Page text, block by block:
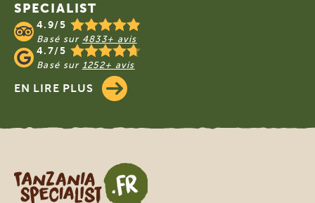
SPECIALIST
4.9/5
Basé sur 4833+ avis
4.7/5
Basé sur 1252+ avis
EN LIRE PLUS
Tanzania Specialist